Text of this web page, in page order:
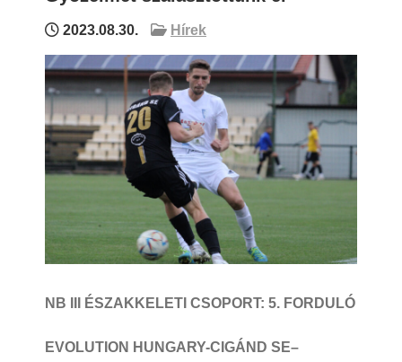
2023.08.30. Hírek
NB III ÉSZAKKELETI CSOPORT: 5. FORDULÓ
EVOLUTION HUNGARY-CIGÁND SE–